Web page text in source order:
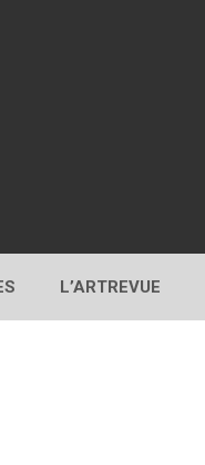
L’ARTREVUE